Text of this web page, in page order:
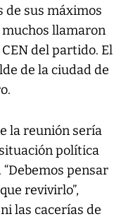
de sus máximos
llamaron
del partido. El
de la ciudad de
la reunión sería
política
pensar
revivirlo”,
las cacerías de